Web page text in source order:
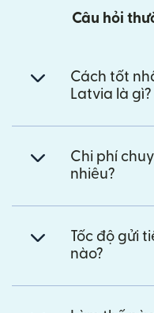
Câu hỏi
Cách tốt
Latvia là gì?
Chi phí
nhiêu?
Tốc độ gửi
nào?